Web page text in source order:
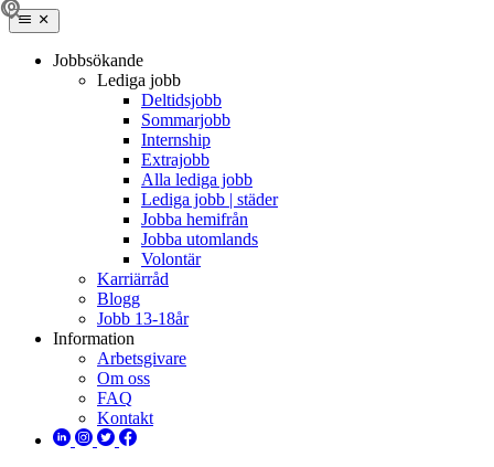
Jobbsökande
Lediga jobb
Deltidsjobb
Sommarjobb
Internship
Extrajobb
Alla lediga jobb
Lediga jobb | städer
Jobba hemifrån
Jobba utomlands
Volontär
Karriärråd
Blogg
Jobb 13-18år
Information
Arbetsgivare
Om oss
FAQ
Kontakt